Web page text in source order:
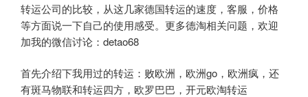
转运公司的比较，从这几家德国转运的速度，客服，价格
等方面说一下自己的使用感受。更多德淘相关问题，欢迎
加我的微信讨论：detao68
首先介绍下我用过的转运：败欧洲，欧洲go，欧洲疯，还
有斑马物联和转运四方，欧罗巴巴，开元欧淘转运